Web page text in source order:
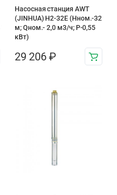
Насосная станция AWT
(JINHUA) H2-32E (Hном.-32
м; Qном.- 2,0 м3/ч; P-0,55
кВт)
29 206 ₽